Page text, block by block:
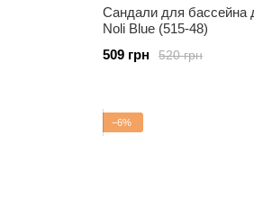
Сандали для бассейна
Noli Blue (515-48)
520 грн
509 грн
−6%